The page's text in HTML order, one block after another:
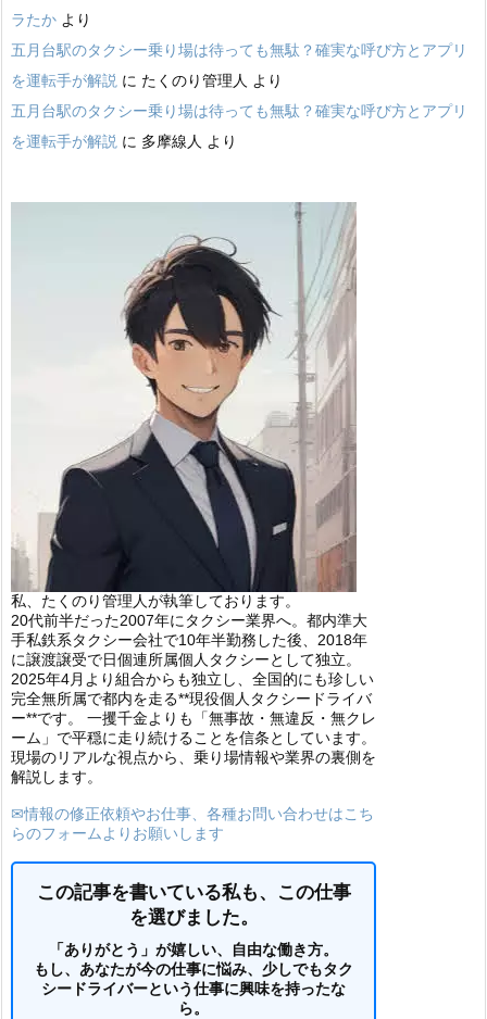
ラたか より
五月台駅のタクシー乗り場は待っても無駄？確実な呼び方とアプリ
を運転手が解説 に たくのり管理人 より
五月台駅のタクシー乗り場は待っても無駄？確実な呼び方とアプリ
を運転手が解説 に 多摩線人 より
私、たくのり管理人が執筆しております。
20代前半だった2007年にタクシー業界へ。都内準大
手私鉄系タクシー会社で10年半勤務した後、2018年
に譲渡譲受で日個連所属個人タクシーとして独立。
2025年4月より組合からも独立し、全国的にも珍しい
完全無所属で都内を走る**現役個人タクシードライバ
ー**です。 一攫千金よりも「無事故・無違反・無クレ
ーム」で平穏に走り続けることを信条としています。
現場のリアルな視点から、乗り場情報や業界の裏側を
解説します。
✉情報の修正依頼やお仕事、各種お問い合わせはこち
らのフォームよりお願いします
この記事を書いている私も、この仕事
を選びました。
「ありがとう」が嬉しい、自由な働き方。
もし、あなたが今の仕事に悩み、少しでもタク
シードライバーという仕事に興味を持ったな
ら。